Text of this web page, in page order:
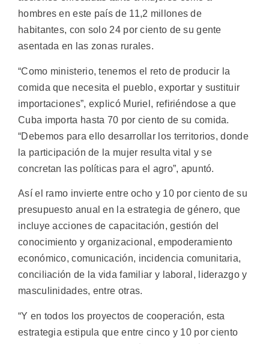
hombres en este país de 11,2 millones de
habitantes, con solo 24 por ciento de su gente
asentada en las zonas rurales.
“Como ministerio, tenemos el reto de producir la
comida que necesita el pueblo, exportar y sustituir
importaciones”, explicó Muriel, refiriéndose a que
Cuba importa hasta 70 por ciento de su comida.
“Debemos para ello desarrollar los territorios, donde
la participación de la mujer resulta vital y se
concretan las políticas para el agro”, apuntó.
Así el ramo invierte entre ocho y 10 por ciento de su
presupuesto anual en la estrategia de género, que
incluye acciones de capacitación, gestión del
conocimiento y organizacional, empoderamiento
económico, comunicación, incidencia comunitaria,
conciliación de la vida familiar y laboral, liderazgo y
masculinidades, entre otras.
“Y en todos los proyectos de cooperación, esta
estrategia estipula que entre cinco y 10 por ciento